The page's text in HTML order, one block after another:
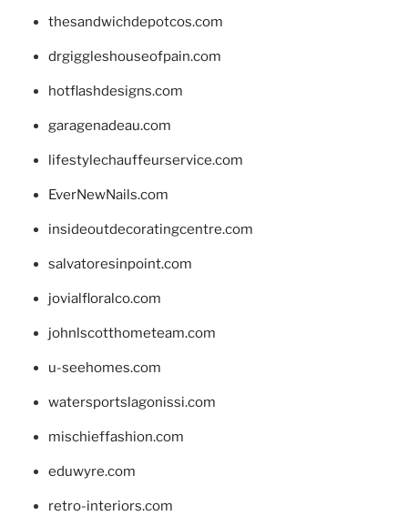
thesandwichdepotcos.com
drgiggleshouseofpain.com
hotflashdesigns.com
garagenadeau.com
lifestylechauffeurservice.com
EverNewNails.com
insideoutdecoratingcentre.com
salvatoresinpoint.com
jovialfloralco.com
johnlscotthometeam.com
u-seehomes.com
watersportslagonissi.com
mischieffashion.com
eduwyre.com
retro-interiors.com